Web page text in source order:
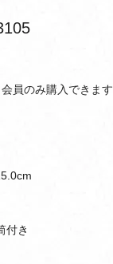
会員のみ購入できます
付き